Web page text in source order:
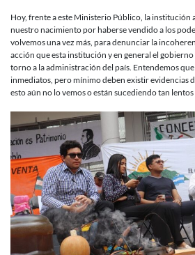
Hoy, frente a este Ministerio Público, la institución
nuestro nacimiento por haberse vendido a los
volvemos una vez más, para denunciar la
acción que esta institución y en general el
torno a la administración del país. Entendemos
inmediatos, pero mínimo deben existir evidencias
esto aún no lo vemos o están sucediendo tan